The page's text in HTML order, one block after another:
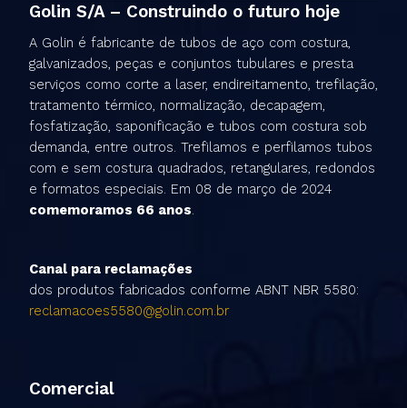
Golin S/A – Construindo o futuro hoje
A Golin é fabricante de tubos de aço com costura,
galvanizados, peças e conjuntos tubulares e presta
serviços como corte a laser, endireitamento, trefilação,
tratamento térmico, normalização, decapagem,
fosfatização, saponificação e tubos com costura sob
demanda, entre outros. Trefilamos e perfilamos tubos
com e sem costura quadrados, retangulares, redondos
e formatos especiais. Em 08 de março de 2024
comemoramos 66 anos
Canal para reclamações
dos produtos fabricados conforme ABNT NBR 5580:
reclamacoes5580@golin.com.br
Comercial